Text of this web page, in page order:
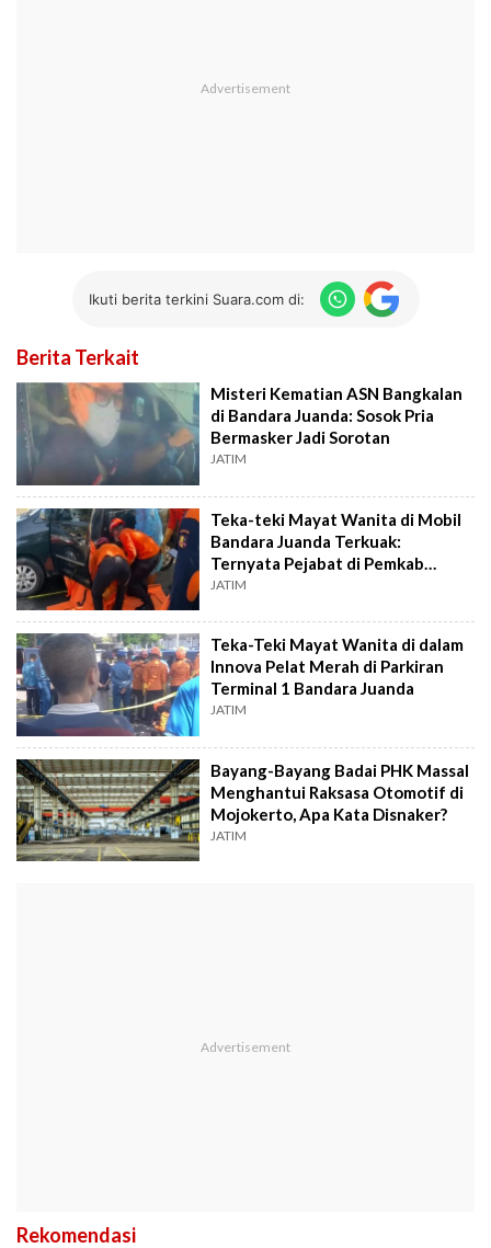
Ikuti berita terkini Suara.com di:
Berita Terkait
Misteri Kematian ASN Bangkalan
di Bandara Juanda: Sosok Pria
Bermasker Jadi Sorotan
JATIM
Teka-teki Mayat Wanita di Mobil
Bandara Juanda Terkuak:
Ternyata Pejabat di Pemkab
Bangkalan
JATIM
Teka-Teki Mayat Wanita di dalam
Innova Pelat Merah di Parkiran
Terminal 1 Bandara Juanda
JATIM
Bayang-Bayang Badai PHK Massal
Menghantui Raksasa Otomotif di
Mojokerto, Apa Kata Disnaker?
JATIM
Rekomendasi